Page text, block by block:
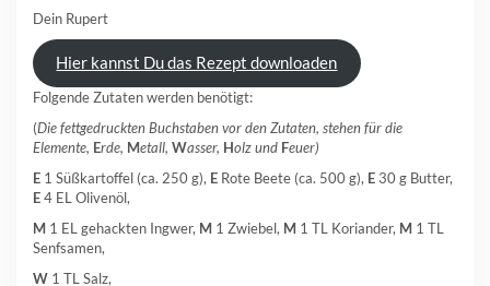
Dein Rupert
Hier kannst Du das Rezept downloaden
Folgende Zutaten werden benötigt:
(Die fettgedruckten Buchstaben vor den Zutaten, stehen für die
Elemente, Erde, Metall, Wasser, Holz und Feuer)
E 1 Süßkartoffel (ca. 250 g), E Rote Beete (ca. 500 g), E 30 g Butter,
E4 EL Olivenöl,
M 1 EL gehackten Ingwer, M 1 Zwiebel, M 1 TL Koriander, M 1 TL
Senfsamen,
W 1 TL Salz,